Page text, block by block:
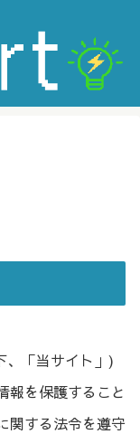
「当サイト」)
報を保護すること
関する法令を遵守